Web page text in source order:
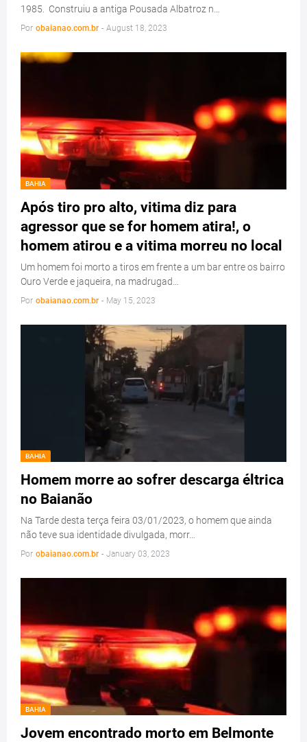
1985. Construiu a antiga Pousada Albatroz n…
Por obaianao.com.br - August 18, 2023
BAHIA
Após tiro pro alto, vitima diz para
agressor que se for homem atira!, o
homem atirou e a vitima morreu no local
Um homem foi morto a tiros em frente a um bar entre os bairro
Ouro Verde e jaqueira, na madrugad…
Por obaianao.com.br - May 15, 2023
BAHIA
Homem morre ao sofrer descarga éltrica
no Baianão
Na Tarde desta terça feira 03/01/2023, o homem que ainda
não teve sua identidade divulgada, morr…
Por obaianao.com.br - January 03, 2023
BAHIA
Jovem encontrado morto em Belmonte